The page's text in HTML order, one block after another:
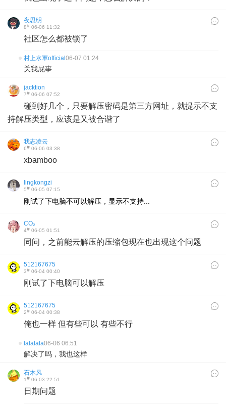
夜思明
8# 06-06 11:32
社区怎么都被锁了
村上水軍official06-07 01:24
关我屁事
jacktion
7# 06-06 07:52
碰到好几个，只要解压密码是第三方网址，就提示不支
持解压类型，应该是又被合谐了
我志凌云
6# 06-06 03:38
xbamboo
lingkongzi
5# 06-05 07:15
刚试了下电脑不可以解压，显示不支持...
CO₂
4# 06-05 01:51
同问，之前能云解压的压缩包现在也出现这个问题
512167675
3# 06-04 00:40
刚试了下电脑可以解压
512167675
2# 06-04 00:38
俺也一样 但有些可以 有些不行
lalalala06-06 06:51
解决了吗，我也这样
石木风
1# 06-03 22:51
日期问题